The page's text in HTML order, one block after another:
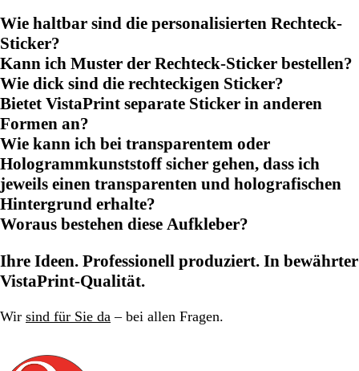
Wie haltbar sind die personalisierten Rechteck-
Sticker?
Kann ich Muster der Rechteck-Sticker bestellen?
Wie dick sind die rechteckigen Sticker?
Bietet VistaPrint separate Sticker in anderen
Formen an?
Wie kann ich bei transparentem oder
Hologrammkunststoff sicher gehen, dass ich
jeweils einen transparenten und holografischen
Hintergrund erhalte?
Woraus bestehen diese Aufkleber?
Ihre Ideen. Professionell produziert. In bewährter
VistaPrint-Qualität.
Wir sind für Sie da – bei allen Fragen.